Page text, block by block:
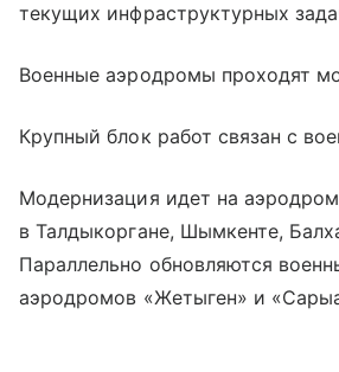
текущих инфраструктурных
Военные аэродромы проходят
Крупный блок работ связан с
Модернизация идет на
в Талдыкоргане, Шымкенте,
Параллельно обновляются
аэродромов «Жетыген» и